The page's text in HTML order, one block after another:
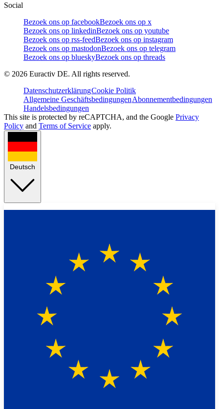
Social
Bezoek ons op facebookBezoek ons op x
Bezoek ons op linkedinBezoek ons op youtube
Bezoek ons op rss-feedBezoek ons op instagram
Bezoek ons op mastodonBezoek ons op telegram
Bezoek ons op blueskyBezoek ons op threads
© 2026 Euractiv DE. All rights reserved.
DatenschutzerklärungCookie Politik
Allgemeine GeschäftsbedingungenAbonnementbedingungen
Handelsbedingungen
This site is protected by reCAPTCHA, and the Google Privacy
Policy and Terms of Service apply.
Deutsch